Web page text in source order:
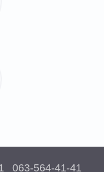
063-564-41-41